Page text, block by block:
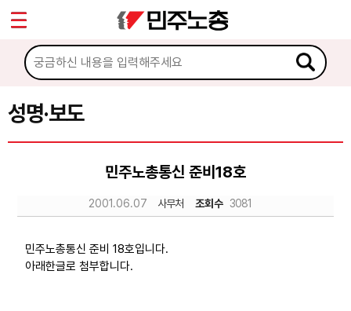
성명·보도
민주노총통신 준비18호
2001.06.07 사무처 조회수 3081
민주노총통신 준비 18호입니다.
아래한글로 첨부합니다.
마이페이지
소개
소식
공지사항
노동상담
Sketchbook5, 스케치북5
Sketchbook5, 스케치북5